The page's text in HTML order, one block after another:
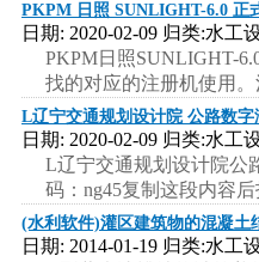
PKPM 日照 SUNLIGHT-6.0 正
日期: 2020-02-09 归类:水工
PKPM日照SUNLIGHT-
找的对应的注册机使用
L辽宁交通规划设计院 公路数
日期: 2020-02-09 归类:水工
L辽宁交通规划设计院公
码：ng45复制这段内容
(水利软件)灌区建筑物的混凝土
日期: 2014-01-19 归类:水工